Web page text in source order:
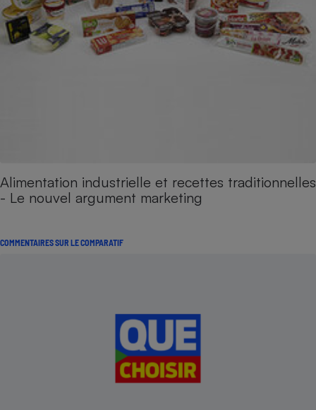
Alimentation industrielle et recettes traditionnelles
- Le nouvel argument marketing
COMMENTAIRES SUR LE COMPARATIF